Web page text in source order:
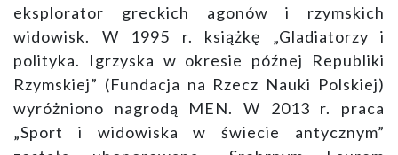
eksplorator greckich agonów i rzymskich
widowisk. W 1995 r. książkę „Gladiatorzy i
polityka. Igrzyska w okresie późnej Republiki
Rzymskiej” (Fundacja na Rzecz Nauki Polskiej)
wyróżniono nagrodą MEN. W 2013 r. praca
„Sport i widowiska w świecie antycznym”